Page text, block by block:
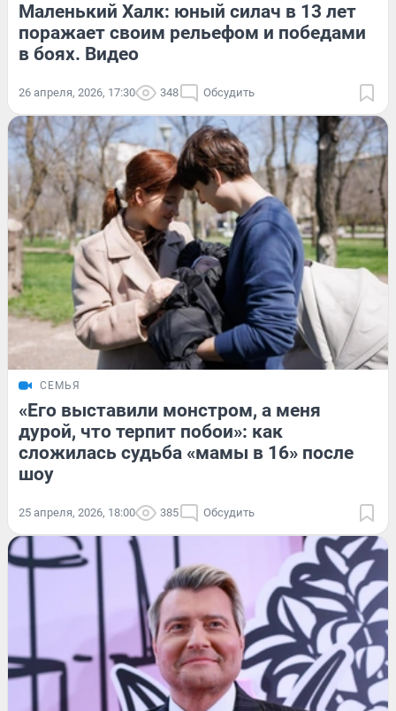
Маленький Халк: юный силач в 13 лет
поражает своим рельефом и победами
в боях. Видео
26 апреля, 2026, 17:30 348 Обсудить
СЕМЬЯ
«Его выставили монстром, а меня
дурой, что терпит побои»: как
сложилась судьба «мамы в 16» после
шоу
25 апреля, 2026, 18:00 385 Обсудить